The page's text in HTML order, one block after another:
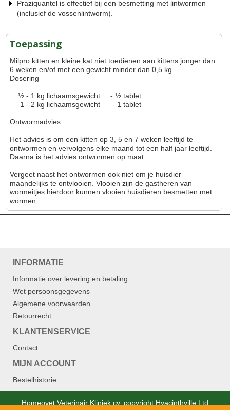
Praziquantel is effectief bij een besmetting met lintwormen
(inclusief de vossenlintworm).
Toepassing
Milpro kitten en kleine kat niet toedienen aan kittens jonger dan
6 weken en/of met een gewicht minder dan 0,5 kg.
Dosering
½ - 1 kg lichaamsgewicht - ½ tablet
1 - 2 kg lichaamsgewicht - 1 tablet
Ontwormadvies
Het advies is om een kitten op 3, 5 en 7 weken leeftijd te
ontwormen en vervolgens elke maand tot een half jaar leeftijd.
Daarna is het advies ontwormen op maat.
Vergeet naast het ontwormen ook niet om je huisdier
maandelijks te ontvlooien. Vlooien zijn de gastheren van
wormeitjes hierdoor kunnen vlooien huisdieren besmetten met
wormen.
INFORMATIE
Informatie over levering en betaling
Wet persoonsgegevens
Algemene voorwaarden
Retourrecht
KLANTENSERVICE
Contact
MIJN ACCOUNT
Bestelhistorie
Homeovet Veterinair Kliniek cv. copyright Hyacinthville Ltd